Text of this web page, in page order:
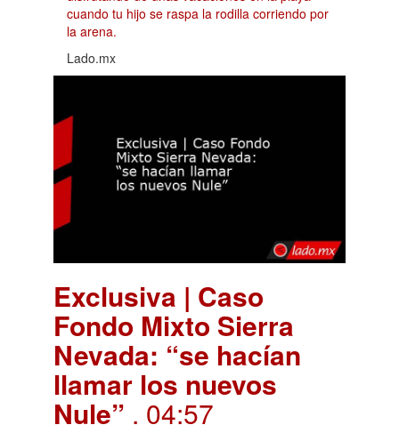
cuando tu hijo se raspa la rodilla corriendo por
la arena.
Lado.mx
Exclusiva | Caso
Fondo Mixto Sierra
Nevada: “se hacían
llamar los nuevos
Nule” . 04:57